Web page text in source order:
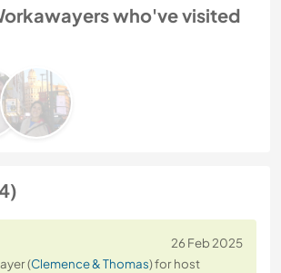
who've visited
26 Feb 2025
(Clemence & Thomas) for host